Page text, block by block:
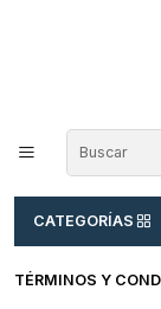
CATEGORÍAS
TÉRMINOS Y